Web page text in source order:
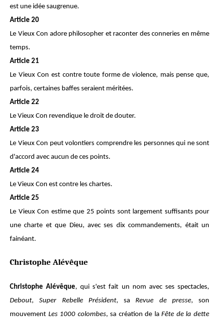
est une idée saugrenue.
Article 20
Le Vieux Con adore philosopher et raconter des conneries en même
temps.
Article 21
Le Vieux Con est contre toute forme de violence, mais pense que,
parfois, certaines baffes seraient méritées.
Article 22
Le Vieux Con revendique le droit de douter.
Article 23
Le Vieux Con peut volontiers comprendre les personnes qui ne sont
d'accord avec aucun de ces points.
Article 24
Le Vieux Con est contre les chartes.
Article 25
Le Vieux Con estime que 25 points sont largement suffisants pour
une charte et que Dieu, avec ses dix commandements, était un
fainéant.
Christophe Alévêque
Christophe Alévêque, qui s'est fait un nom avec ses spectacles,
Debout,Super Rebelle Président, saRevue de presse, son
mouvement Les 1000 colombes, sa création de laFête de la dette